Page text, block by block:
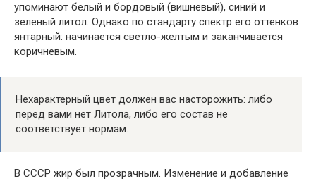
упоминают белый и бордовый (вишневый), синий и
зеленый литол. Однако по стандарту спектр его оттенков
янтарный: начинается светло-желтым и заканчивается
коричневым.
Нехарактерный цвет должен вас насторожить: либо
перед вами нет Литола, либо его состав не
соответствует нормам.
В СССР жир был прозрачным. Изменение и добавление